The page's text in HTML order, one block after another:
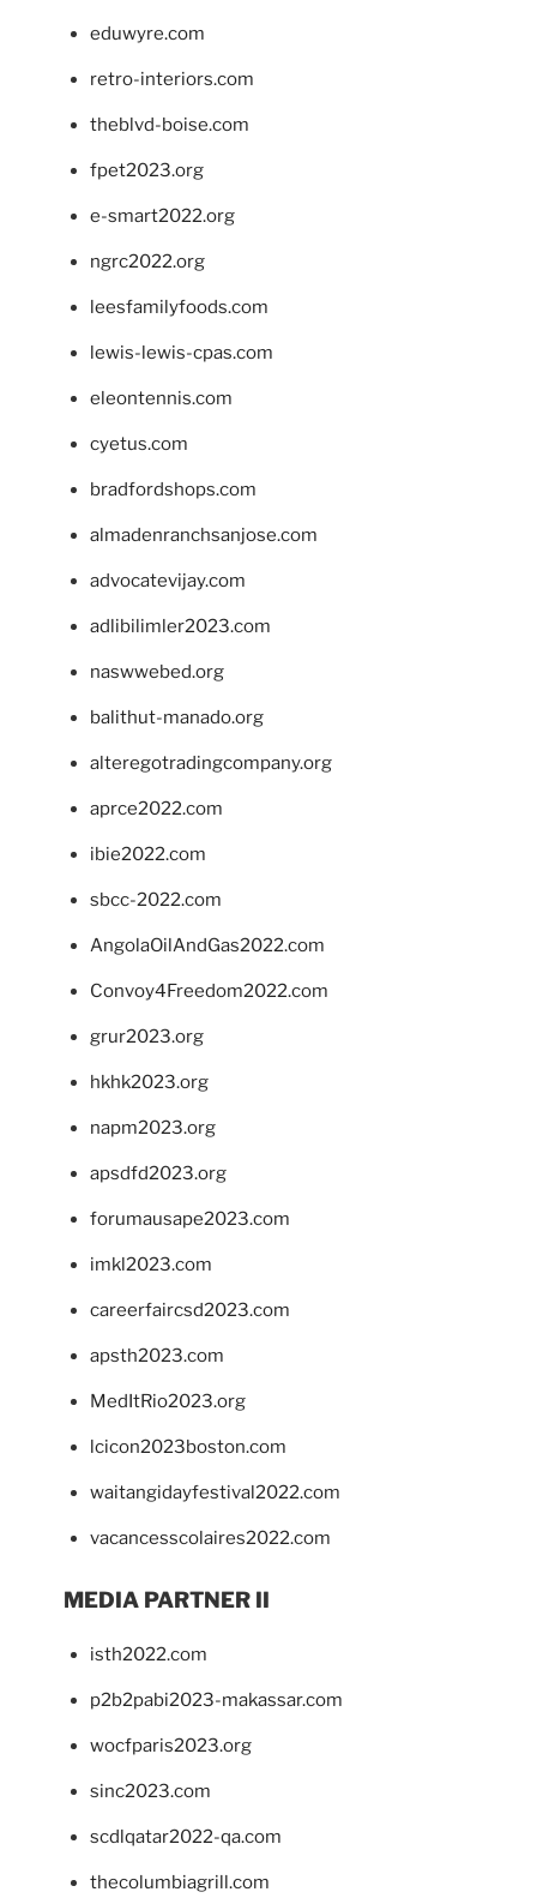
eduwyre.com
retro-interiors.com
theblvd-boise.com
fpet2023.org
e-smart2022.org
ngrc2022.org
leesfamilyfoods.com
lewis-lewis-cpas.com
eleontennis.com
cyetus.com
bradfordshops.com
almadenranchsanjose.com
advocatevijay.com
adlibilimler2023.com
naswwebed.org
balithut-manado.org
alteregotradingcompany.org
aprce2022.com
ibie2022.com
sbcc-2022.com
AngolaOilAndGas2022.com
Convoy4Freedom2022.com
grur2023.org
hkhk2023.org
napm2023.org
apsdfd2023.org
forumausape2023.com
imkl2023.com
careerfaircsd2023.com
apsth2023.com
MedItRio2023.org
lcicon2023boston.com
waitangidayfestival2022.com
vacancesscolaires2022.com
MEDIA PARTNER II
isth2022.com
p2b2pabi2023-makassar.com
wocfparis2023.org
sinc2023.com
scdlqatar2022-qa.com
thecolumbiagrill.com